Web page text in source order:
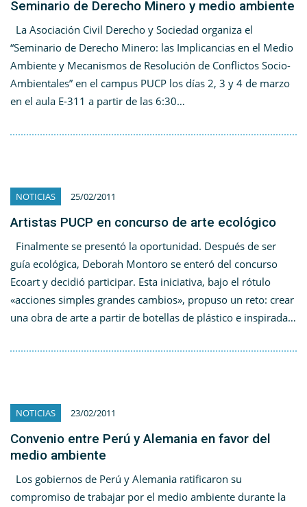
Seminario de Derecho Minero y medio ambiente
La Asociación Civil Derecho y Sociedad organiza el
“Seminario de Derecho Minero: las Implicancias en el Medio
Ambiente y Mecanismos de Resolución de Conflictos Socio-
Ambientales” en el campus PUCP los días 2, 3 y 4 de marzo
en el aula E-311 a partir de las 6:30…
NOTICIAS 25/02/2011
Artistas PUCP en concurso de arte ecológico
Finalmente se presentó la oportunidad. Después de ser
guía ecológica, Deborah Montoro se enteró del concurso
Ecoart y decidió participar. Esta iniciativa, bajo el rótulo
«acciones simples grandes cambios», propuso un reto: crear
una obra de arte a partir de botellas de plástico e inspirada…
NOTICIAS 23/02/2011
Convenio entre Perú y Alemania en favor del
medio ambiente
Los gobiernos de Perú y Alemania ratificaron su
compromiso de trabajar por el medio ambiente durante la